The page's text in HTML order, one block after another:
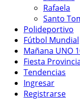
Rafaela
Santo
Polideportivo
Fútbol Mundial
Mañana UNO
Fiesta
Tendencias
Ingresar
Registrarse